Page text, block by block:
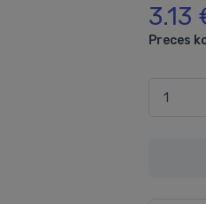
3.13
Preces